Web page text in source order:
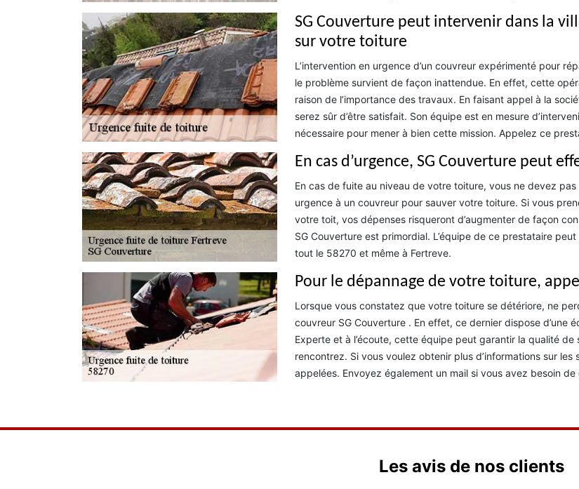
SG Couverture peut intervenir dans la
sur votre toiture
L’intervention en urgence d’un couvreur expérimenté pour
le problème survient de façon inattendue. En effet, cette
raison de l’importance des travaux. En faisant appel à la
serez sûr d’être satisfait. Son équipe est en mesure
nécessaire pour mener à bien cette mission. Appelez ce
En cas d’urgence, SG Couverture peut
En cas de fuite au niveau de votre toiture, vous ne devez
urgence à un couvreur pour sauver votre toiture. Si vous
votre toit, vos dépenses risqueront d’augmenter de façon
SG Couverture est primordial. L’équipe de ce prestataire
tout le 58270 et même à Fertreve.
Pour le dépannage de votre toiture,
Lorsque vous constatez que votre toiture se détériore, ne
couvreur SG Couverture . En effet, ce dernier dispose
Experte et à l’écoute, cette équipe peut garantir la qualité
rencontrez. Si vous voulez obtenir plus d’informations sur
appelées. Envoyez également un mail si vous avez besoin
Les avis de nos clients